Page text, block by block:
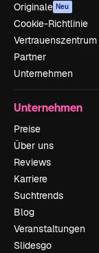
Originale Neu
Cookie-Richtlinie
Vertrauenszentrum
Partner
Unternehmen
Unternehmen
Preise
Über uns
Reviews
Karriere
Suchtrends
Blog
Veranstaltungen
Slidesgo